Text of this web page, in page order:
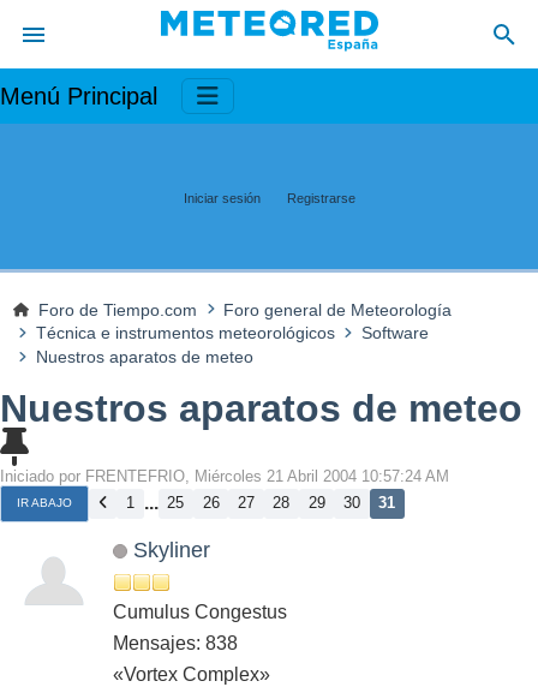
Menú Principal
Iniciar sesión Registrarse
Foro de Tiempo.com
Foro general de Meteorología
Técnica e instrumentos meteorológicos
Software
Nuestros aparatos de meteo
Nuestros aparatos de meteo
Iniciado por FRENTEFRIO, Miércoles 21 Abril 2004 10:57:24 AM
IR ABAJO 1 ... 25 26 27 28 29 30 31
Skyliner
Cumulus Congestus
Mensajes: 838
«Vortex Complex»